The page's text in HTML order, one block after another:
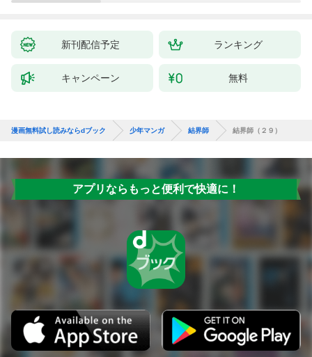
が、出世した元教え子
新刊配信予定 ランキング
キャンペーン 無料
漫画無料試し読みならdブック 少年マンガ 結界師 結界師（２９）
アプリならもっと便利で快適に！